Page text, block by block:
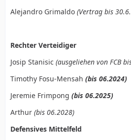
Alejandro Grimaldo (Vertrag bis
Rechter Verteidiger
Josip Stanisic (ausgeliehen von FCB
Timothy Fosu-Mensah (bis 06.2024)
Jeremie Frimpong (bis 06.2025)
Arthur (bis 06.2028)
Defensives Mittelfeld